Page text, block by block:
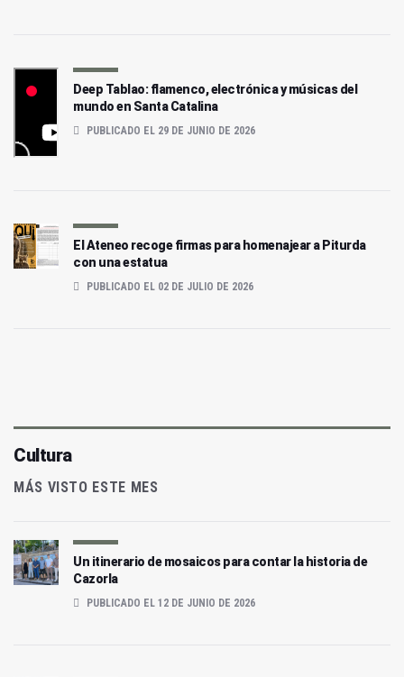
Deep Tablao: flamenco, electrónica y músicas del
mundo en Santa Catalina
PUBLICADO EL 29 DE JUNIO DE 2026
El Ateneo recoge firmas para homenajear a Piturda
con una estatua
PUBLICADO EL 02 DE JULIO DE 2026
Cultura
MÁS VISTO ESTE MES
Un itinerario de mosaicos para contar la historia de
Cazorla
PUBLICADO EL 12 DE JUNIO DE 2026